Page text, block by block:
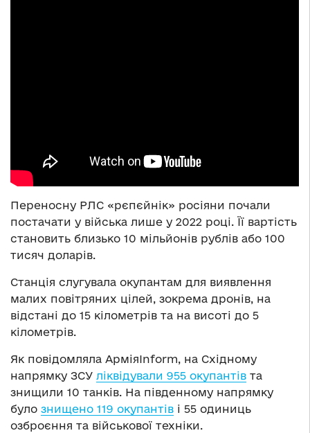
Переносну РЛС «рєпєйнік» росіяни почали
постачати у війська лише у 2022 році. Її вартість
становить близько 10 мільйонів рублів або 100
тисяч доларів.
Станція слугувала окупантам для виявлення
малих повітряних цілей, зокрема дронів, на
відстані до 15 кілометрів та на висоті до 5
кілометрів.
Як повідомляла АрміяInform, на Східному
напрямку ЗСУ ліквідували 955 окупантів та
знищили 10 танків. На південному напрямку
було знищено 119 окупантів і 55 одиниць
озброєння та військової техніки.